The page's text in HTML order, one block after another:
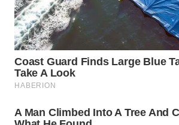
Wahana
Media
Group
WAHANA
NEWS
TANI